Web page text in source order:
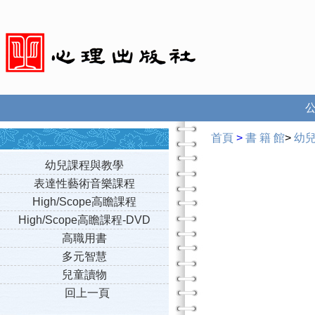
幼兒課程與教學
表達性藝術音樂課程
High/Scope高瞻課程
High/Scope高瞻課程-DVD
高職用書
多元智慧
兒童讀物
回上一頁
首頁 > 書 籍 館> 幼